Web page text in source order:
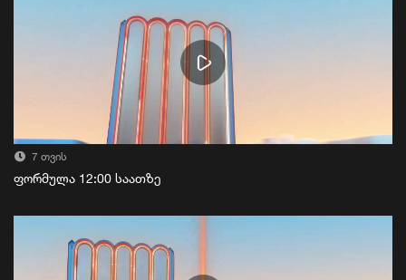
7 თვის
ფორმულა 12:00 საათზე